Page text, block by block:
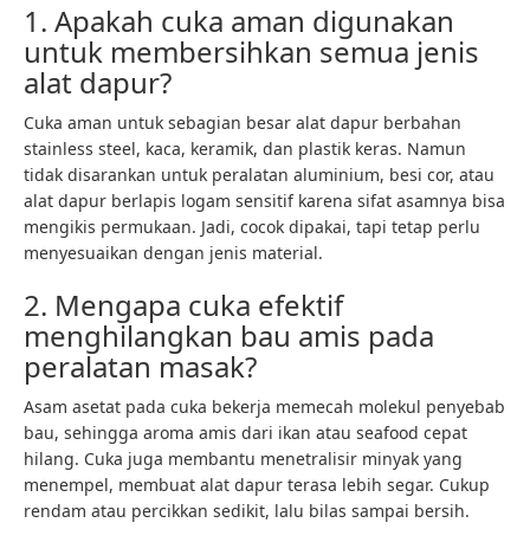
1. Apakah cuka aman digunakan
untuk membersihkan semua jenis
alat dapur?
Cuka aman untuk sebagian besar alat dapur berbahan
stainless steel, kaca, keramik, dan plastik keras. Namun
tidak disarankan untuk peralatan aluminium, besi cor, atau
alat dapur berlapis logam sensitif karena sifat asamnya bisa
mengikis permukaan. Jadi, cocok dipakai, tapi tetap perlu
menyesuaikan dengan jenis material.
2. Mengapa cuka efektif
menghilangkan bau amis pada
peralatan masak?
Asam asetat pada cuka bekerja memecah molekul penyebab
bau, sehingga aroma amis dari ikan atau seafood cepat
hilang. Cuka juga membantu menetralisir minyak yang
menempel, membuat alat dapur terasa lebih segar. Cukup
rendam atau percikkan sedikit, lalu bilas sampai bersih.